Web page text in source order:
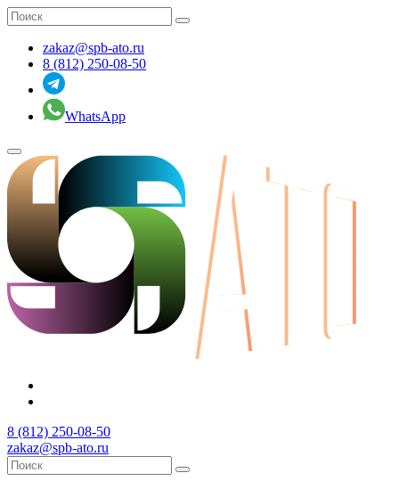
zakaz@spb-ato.ru
8 (812) 250-08-50
WhatsApp
8 (812) 250-08-50
zakaz@spb-ato.ru